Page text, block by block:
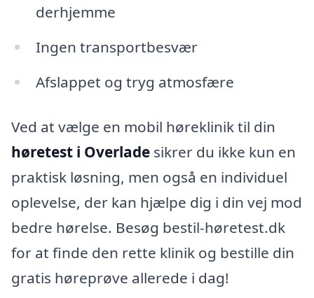
derhjemme
Ingen transportbesvær
Afslappet og tryg atmosfære
Ved at vælge en mobil høreklinik til din
høretest i Overlade sikrer du ikke kun en
praktisk løsning, men også en individuel
oplevelse, der kan hjælpe dig i din vej mod
bedre hørelse. Besøg bestil-høretest.dk
for at finde den rette klinik og bestille din
gratis høreprøve allerede i dag!